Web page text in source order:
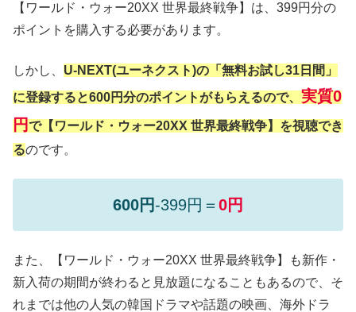
【ワールド・ウォー20XX 世界最終戦争】は、399円分の
ポイントを購入する必要があります。
しかし、 U-NEXT(ユーネクスト)の「無料お試し31日間」
に登録すると600円分のポイントがもらえるので、 実質0
円で【ワールド・ウォー20XX 世界最終戦争】を視聴でき
るのです。
600円-399円＝0円
また、【ワールド・ウォー20XX 世界最終戦争】も新作・
新入荷の期間が終わると見放題になることもあるので、そ
れまでは他の人気の韓国ドラマや話題の映画、海外ドラ